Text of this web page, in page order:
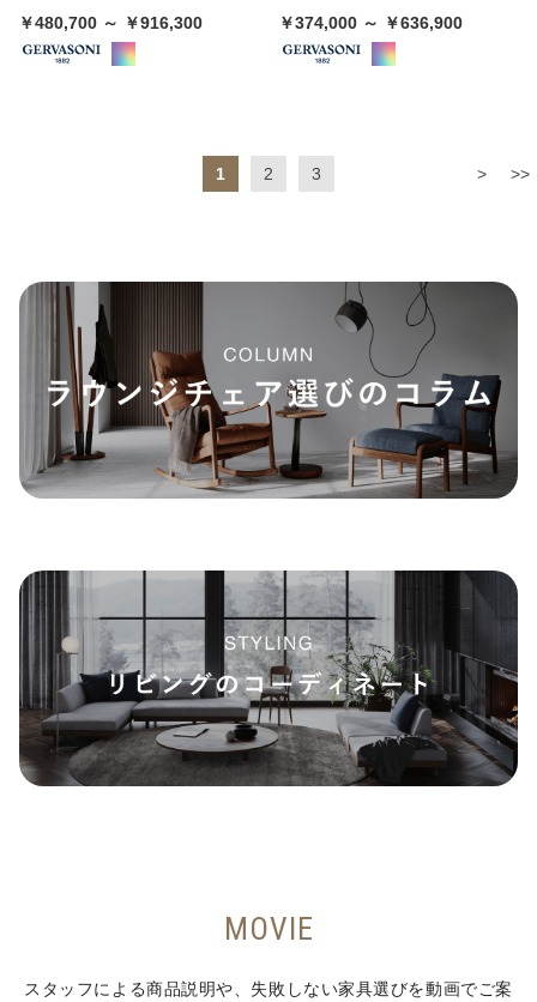
￥480,700 ～ ￥916,300
￥374,000 ～ ￥636,900
1 2 3 > >>
MOVIE
スタッフによる商品説明や、失敗しない家具選びを動画でご案